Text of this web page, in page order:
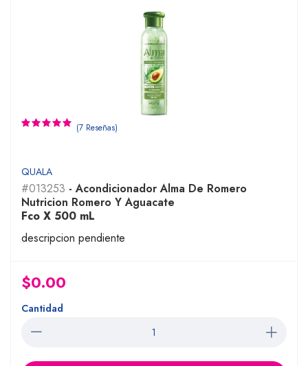
(7 Reseñas)
QUALA
#013253 - Acondicionador Alma De Romero
Nutricion Romero Y Aguacate
Fco X 500 mL
descripcion pendiente
$0.00
Cantidad